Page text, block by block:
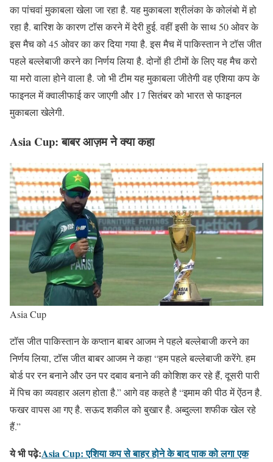
का पांचवां मुकाबला खेला जा रहा है. यह मुकाबला श्रीलंका के कोलंबो में हो
रहा है. बारिश के कारण टॉस करने में देरी हुई. वहीं इसी के साथ 50 ओवर के
इस मैच को 45 ओवर का कर दिया गया है. इस मैच में पाकिस्तान ने टॉस जीत
पहले बल्लेबाजी करने का निर्णय लिया है. दोनों ही टीमों के लिए यह मैच करो
या मरो वाला होने वाला है. जो भी टीम यह मुकाबला जीतेगी वह एशिया कप के
फाइनल में क्वालीफाई कर जाएगी और 17 सितंबर को भारत से फाइनल
मुकाबला खेलेगी.
Asia Cup: बाबर आज़म ने क्या कहा
Asia Cup
टॉस जीत पाकिस्तान के कप्तान बाबर आजम ने पहले बल्लेबाजी करने का
निर्णय लिया, टॉस जीत बाबर आजम ने कहा “हम पहले बल्लेबाजी करेंगे. हम
बोर्ड पर रन बनाने और उन पर दबाव बनाने की कोशिश कर रहे हैं, दूसरी पारी
में पिच का व्यवहार अलग होता है.” आगे वह कहते है “इमाम की पीठ में ऐंठन है.
फखर वापस आ गए है. सऊद शकील को बुखार है. अब्दुल्ला शफीक खेल रहे
हैं.”
ये भी पढ़े:Asia Cup: एशिया कप से बाहर होने के बाद पाक को लगा एक